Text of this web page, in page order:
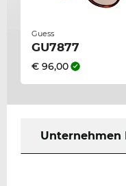
Guess
GU7877
€ 96,00
Unternehmen